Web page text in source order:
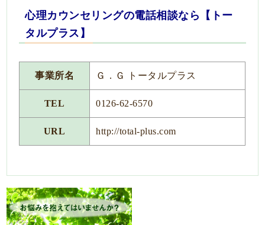
心理カウンセリングの電話相談なら【トー
タルプラス】
事業所名 Ｇ．Ｇ トータルプラス
TEL 0126-62-6570
URL http://total-plus.com